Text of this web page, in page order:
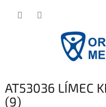
AT53036 LÍMEC
(9)